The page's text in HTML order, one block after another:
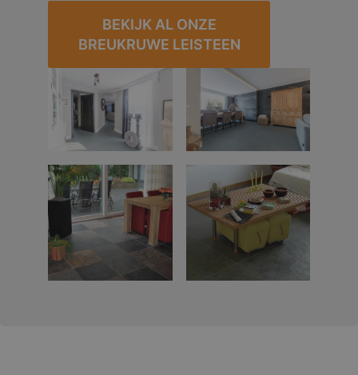
BEKIJK AL ONZE
BREUKRUWE LEISTEEN